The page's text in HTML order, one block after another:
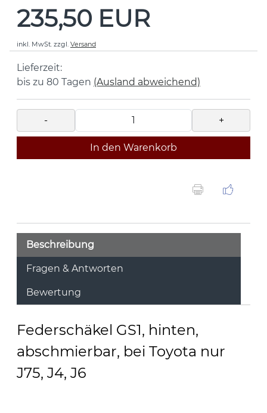
235,50 EUR
inkl. MwSt. zzgl. Versand
Lieferzeit:
bis zu 80 Tagen (Ausland abweichend)
- +
In den Warenkorb
Beschreibung
Fragen & Antworten
Bewertung
Federschäkel GS1, hinten,
abschmierbar, bei Toyota nur
J75, J4, J6